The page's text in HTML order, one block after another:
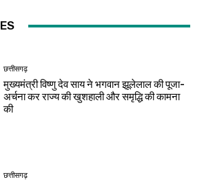
छत्तीसगढ़
मुख्यमंत्री विष्णु देव साय ने भगवान झूलेलाल की पूजा-
अर्चना कर राज्य की खुशहाली और समृद्धि की कामना
की
छत्तीसगढ़